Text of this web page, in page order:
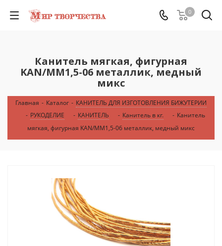
0
Канитель мягкая, фигурная
KAN/MM1,5-06 металлик, медный
микс
Главная - Каталог - КАНИТЕЛЬ ДЛЯ ИЗГОТОВЛЕНИЯ БИЖУТЕРИИ
- РУКОДЕЛИЕ - КАНИТЕЛЬ - Канитель в кг. - Канитель
мягкая, фигурная KAN/MM1,5-06 металлик, медный микс